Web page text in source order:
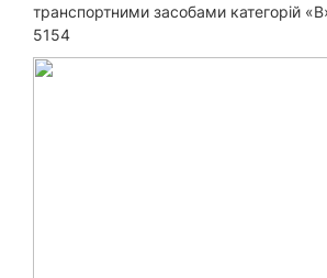
транспортними засобами категорій
5154